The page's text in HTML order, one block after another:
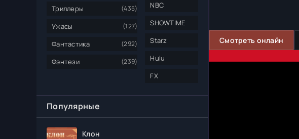
Триллеры (435)
Ужасы (127)
Фантастика (292)
Фэнтези (239)
NBC
SHOWTIME
Starz
Hulu
FX
Популярные
Клон
Смотреть онлайн